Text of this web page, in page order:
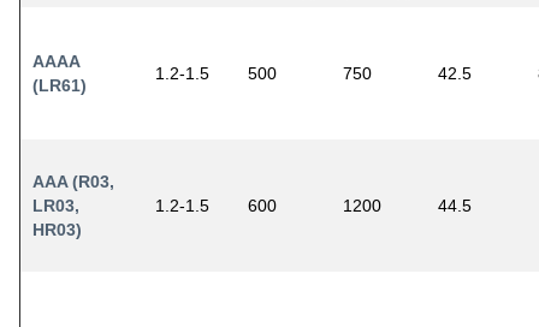
AAAA
(LR61)
1.2-1.5 500 750 42.5
AAA (R03,
LR03,
HR03)
1.2-1.5 600 1200 44.5